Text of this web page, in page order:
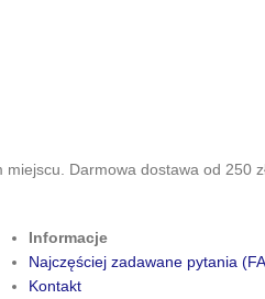
Darmowa dostawa od 250
Informacje
Najczęściej zadawane pytania
Kontakt